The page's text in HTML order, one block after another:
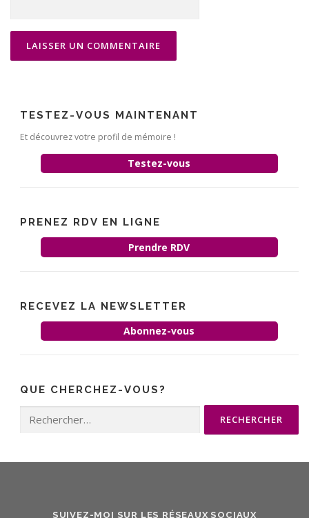
TESTEZ-VOUS MAINTENANT
Et découvrez votre profil de mémoire !
Testez-vous
PRENEZ RDV EN LIGNE
Prendre RDV
RECEVEZ LA NEWSLETTER
Abonnez-vous
QUE CHERCHEZ-VOUS?
SUIVEZ-MOI SUR LES RÉSEAUX SOCIAUX